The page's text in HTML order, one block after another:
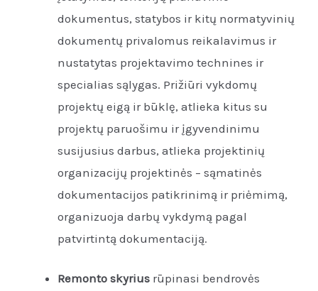
dokumentus, statybos ir kitų normatyvinių
dokumentų privalomus reikalavimus ir
nustatytas projektavimo technines ir
specialias sąlygas. Prižiūri vykdomų
projektų eigą ir būklę, atlieka kitus su
projektų paruošimu ir įgyvendinimu
susijusius darbus, atlieka projektinių
organizacijų projektinės – sąmatinės
dokumentacijos patikrinimą ir priėmimą,
organizuoja darbų vykdymą pagal
patvirtintą dokumentaciją.
Remonto skyrius rūpinasi bendrovės